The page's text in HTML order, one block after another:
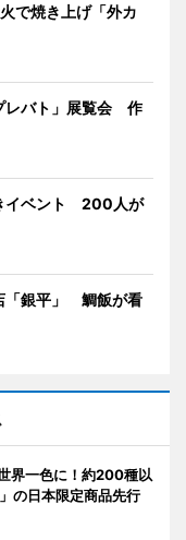
で焼き上げ「外カ
レバト」展覧会 作
イベント 200人が
「銀平」 鯛飯が看
界一色に！約200種以
の日本限定商品先行